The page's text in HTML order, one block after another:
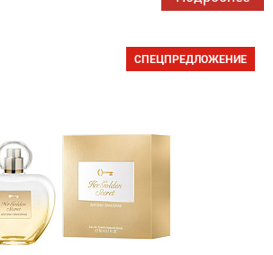
СПЕЦПРЕДЛОЖЕНИЕ